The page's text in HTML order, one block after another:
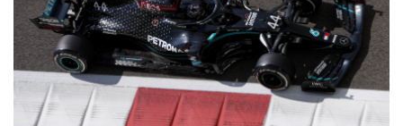
Kwalificatie
vr 14:00 - 15:00
Race
za 13:00 - 15:00
Kwalificatie
za 15:00 - 16:00
Race
zo 14:00 - 16:00